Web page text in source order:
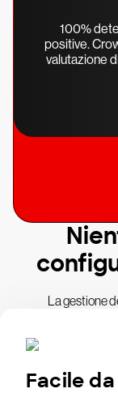
100%
positive.
valutazione
La gestione
Facile